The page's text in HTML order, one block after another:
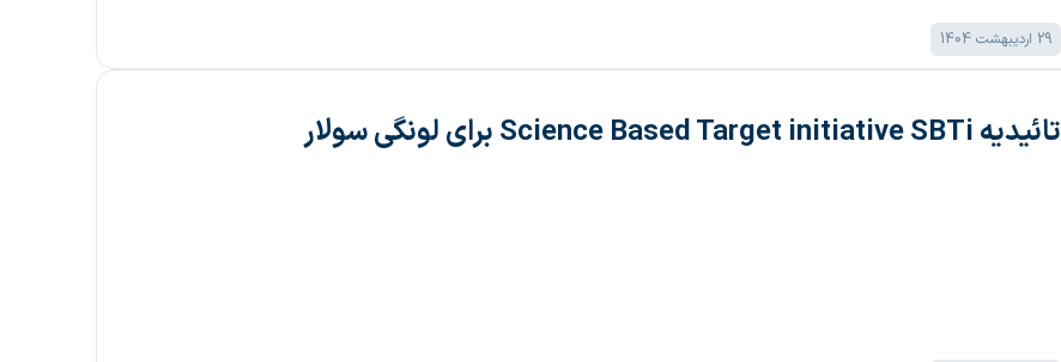
29 اردیبهشت 1404
تائیدیه Science Based Target initiative SBTi برای لونگی سولار